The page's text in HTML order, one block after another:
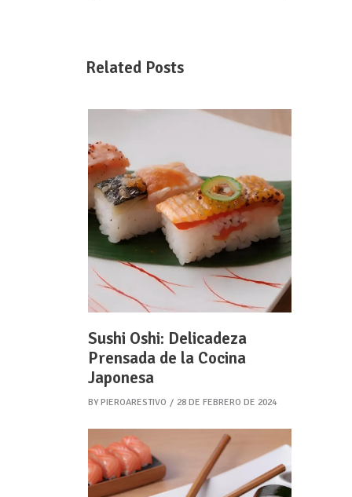
Related Posts
Sushi Oshi: Delicadeza
Prensada de la Cocina
Japonesa
BY PIEROARESTIVO 28 DE FEBRERO DE 2024